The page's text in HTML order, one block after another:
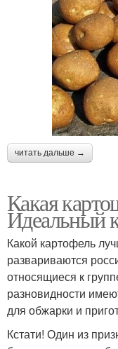
читать дальше →
Какая
Идеальный
Какой картофель
развариваются
относящиеся к
разновидности
для обжарки и
Кстати! Один из